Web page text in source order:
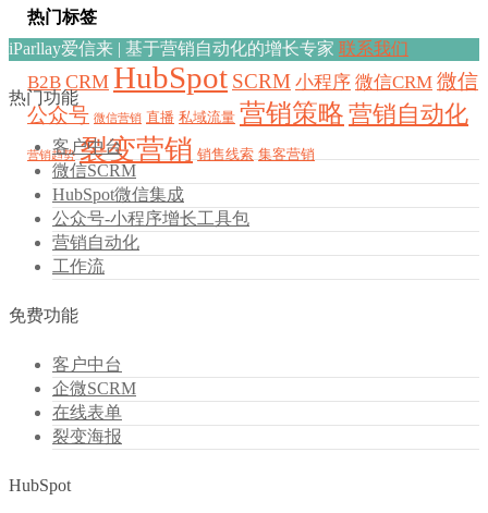
热门标签
B2B CRM HubSpot SCRM 小程序 微信CRM 微信
公众号 微信营销 直播 私域流量 营销策略 营销自动化
营销趋势 裂变营销 销售线索 集客营销
iParllay爱信来 | 基于营销自动化的增长专家 联系我们
热门功能
客户中台
微信SCRM
HubSpot微信集成
公众号-小程序增长工具包
营销自动化
工作流
免费功能
客户中台
企微SCRM
在线表单
裂变海报
HubSpot